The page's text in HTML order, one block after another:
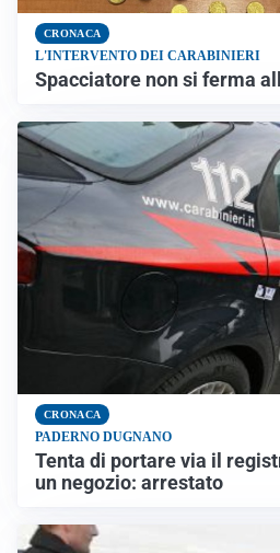
CRONACA
L'INTERVENTO DEI CARABINIERI
Spacciatore non si ferma
CRONACA
PADERNO DUGNANO
Tenta di portare via il
un negozio: arrestato